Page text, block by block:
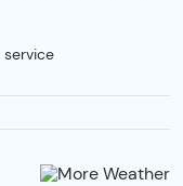
service